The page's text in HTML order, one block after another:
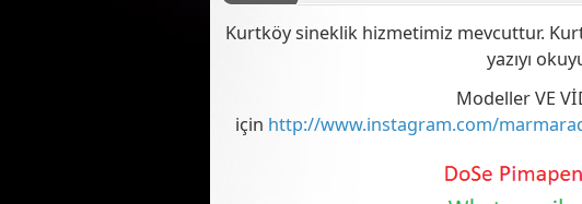
Kurtköy sineklik hizmetimiz mevcuttur.
yazıyı
Modeller VE
için http://www.instagram.com/